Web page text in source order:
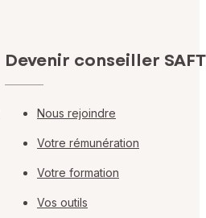
Devenir conseiller
Nous rejoindre
Votre rémunération
Votre formation
Vos outils